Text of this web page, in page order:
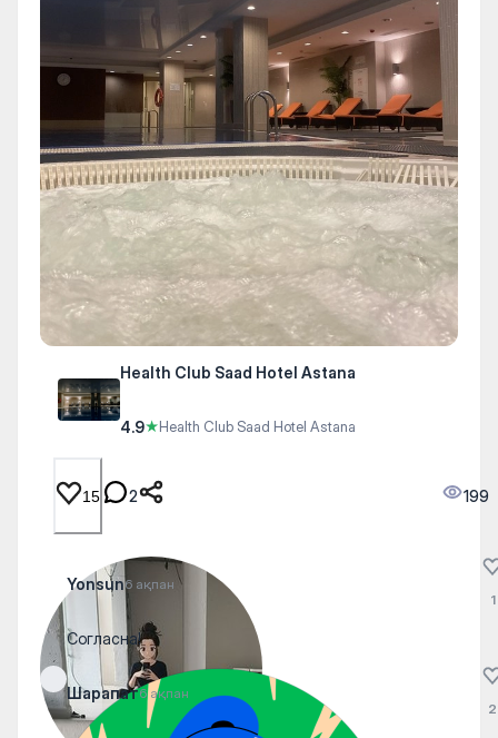
Health Club Saad Hotel Astana
4.9★Health Club Saad Hotel Astana
15 2 199
Yonsun6 ақпан
Согласна!
1
Шарапат6 ақпан
2